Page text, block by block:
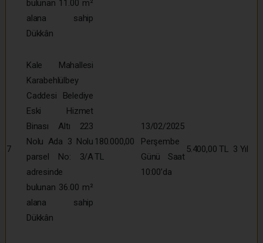
bulunan 11.00 m²
alana sahip
Dükkân
7
Kale Mahallesi
Karabehlülbey
Caddesi Belediye
Eski Hizmet
Binası Altı 223
Nolu Ada 3 Nolu
parsel No: 3/A
adresinde
bulunan 36.00 m²
alana sahip
Dükkân
180.000,00
TL
13/02/2025
Perşembe
Günü Saat
10:00’da
5.400,00 TL 3 Yıl